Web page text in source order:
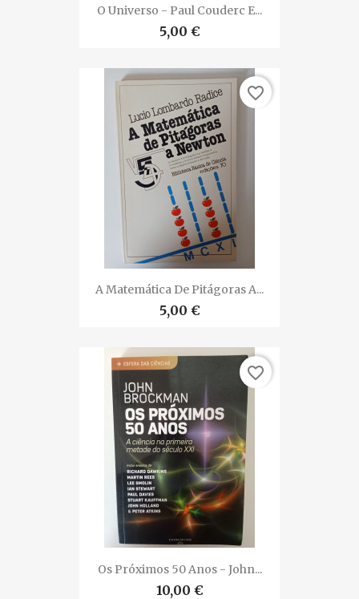
O Universo - Paul Couderc E...
5,00 €
A Matemática De Pitágoras A...
5,00 €
favorite_border
Os Próximos 50 Anos - John...
10,00 €
favorite_border